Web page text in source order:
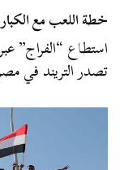
خطة اللعب مع الكبار
استطاع “الفراج”
تصدر التريند في